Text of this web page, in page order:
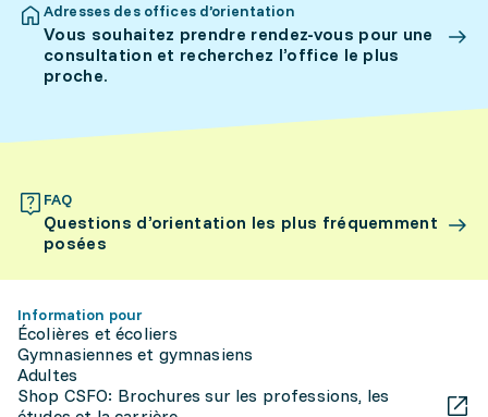
Adresses des offices d’orientation
Vous souhaitez prendre rendez-vous pour une
consultation et recherchez l’office le plus
proche.
FAQ
Questions d’orientation les plus fréquemment
posées
Information pour
Écolières et écoliers
Gymnasiennes et gymnasiens
Adultes
Shop CSFO: Brochures sur les professions, les